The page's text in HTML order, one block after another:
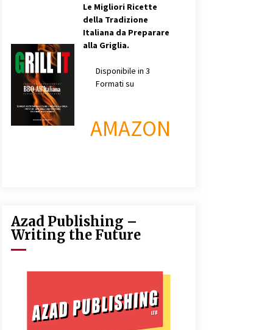
Le Migliori Ricette
della Tradizione
Italiana da Preparare
alla Griglia.
Disponibile in 3
Formati su
AMAZON
Azad Publishing –
Writing the Future